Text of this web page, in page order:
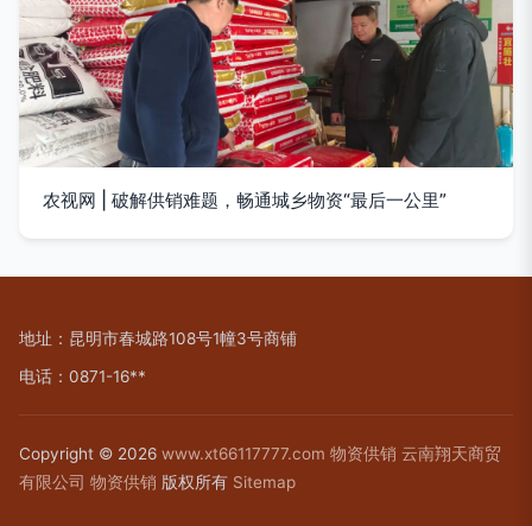
农视网 | 破解供销难题，畅通城乡物资“最后一公里”
地址：昆明市春城路108号1幢3号商铺
电话：0871-16**
Copyright © 2026 www.xt66117777.com 物资供销 云南翔天商贸
有限公司 物资供销 版权所有 Sitemap